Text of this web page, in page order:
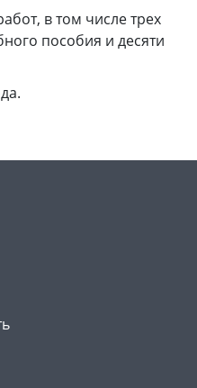
в том числе трех
пособия и десяти